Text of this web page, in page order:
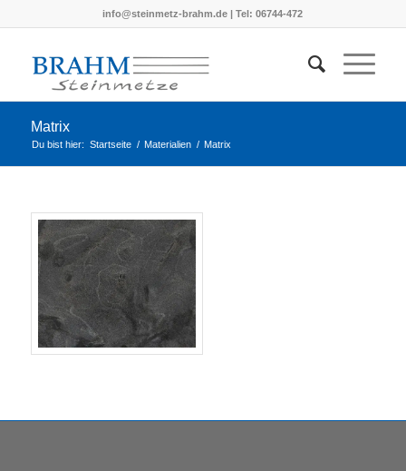
info@steinmetz-brahm.de | Tel: 06744-472
Matrix
Du bist hier: Startseite / Materialien / Matrix